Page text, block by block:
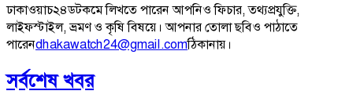
ঢাকাওয়াচ২৪ডটকমে লিখতে পারেন আপনিও ফিচার, তথ্যপ্রযুক্তি,
লাইফস্টাইল, ভ্রমণ ও কৃষি বিষয়ে। আপনার তোলা ছবিও পাঠাতে
পারেনdhakawatch24@gmail.comঠিকানায়।
সর্বশেষ খবর